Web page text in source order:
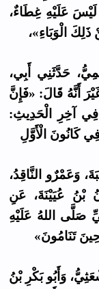
لَيْسَ عَلَيْهِ غِطَاءٌ،
الْوَبَاءِ»،
حَدَّثَنِي أَبِي،
أَنَّهُ قَالَ: «فَإِنَّ
فِي آخِرِ الْحَدِيثِ:
كَانُونَ الْأَوَّلِ
وَعَمْرٌو النَّاقِدُ،
بْنُ عُيَيْنَةَ، عَنِ
صَلَّى اللهُ عَلَيْهِ
تَنَامُونَ»
وَأَبُو بَكْرِ بْنُ